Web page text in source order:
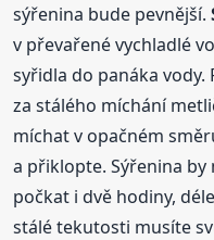
sýřenina bude pevnější.
v převařené vychladlé
syřidla do panáka vody.
za stálého míchání
míchat v opačném
a přiklopte. Sýřenina
počkat i dvě hodiny,
stálé tekutosti musíte